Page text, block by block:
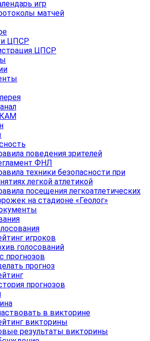
игр
матчей
ЦПСР
ЦПСР
поведения зрителей
ФНЛ
техники безопасности при
легкой атлетикой
посещения легкоатлетических
на стадионе «Геолог»
игроков
голосований
прогнозов
прогноз
прогнозов
в викторине
викторины
результаты викторины